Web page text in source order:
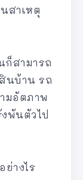
สาเหตุ
ก็สามารถ
นบ้าน รถ
มอัตภาพ
พันตัวไป
างไร